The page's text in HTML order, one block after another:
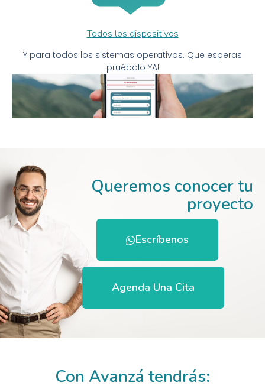
Todos los dispositivos
Y para todos los sistemas operativos. Que esperas
pruébalo YA!
Queremos conocer tu
proyecto
Escríbenos
Agenda Una Cita
Con Avanzá tendrás:​